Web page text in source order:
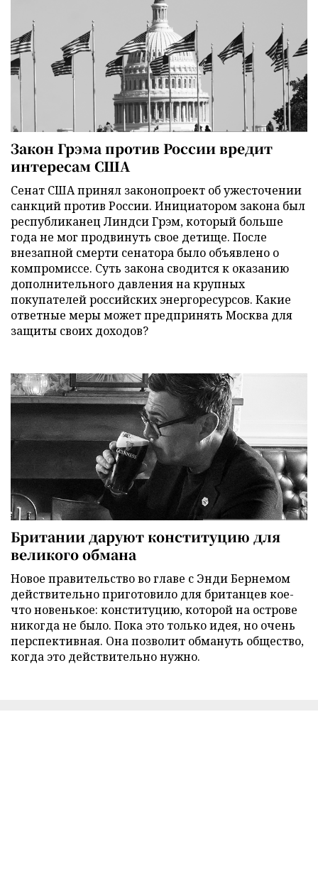
Закон Грэма против России вредит
интересам США
Сенат США принял законопроект об ужесточении
санкций против России. Инициатором закона был
республиканец Линдси Грэм, который больше
года не мог продвинуть свое детище. После
внезапной смерти сенатора было объявлено о
компромиссе. Суть закона сводится к оказанию
дополнительного давления на крупных
покупателей российских энергоресурсов. Какие
ответные меры может предпринять Москва для
защиты своих доходов?
Британии даруют конституцию для
великого обмана
Новое правительство во главе с Энди Бернемом
действительно приготовило для британцев кое-
что новенькое: конституцию, которой на острове
никогда не было. Пока это только идея, но очень
перспективная. Она позволит обмануть общество,
когда это действительно нужно.